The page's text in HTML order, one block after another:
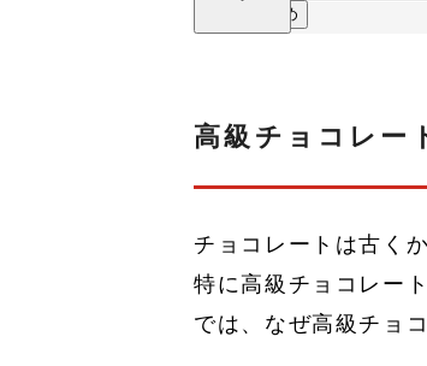
まとめ
高級チョコレー
チョコレートは古く
特に高級チョコレー
では、なぜ高級チョ